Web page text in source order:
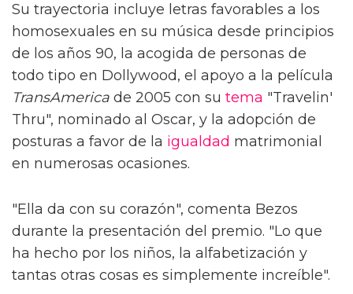
Su trayectoria incluye letras favorables a los
homosexuales en su música desde principios
de los años 90, la acogida de personas de
todo tipo en Dollywood, el apoyo a la película
TransAmerica de 2005 con su tema "Travelin'
Thru", nominado al Oscar, y la adopción de
posturas a favor de la igualdad matrimonial
en numerosas ocasiones.
"Ella da con su corazón", comenta Bezos
durante la presentación del premio. "Lo que
ha hecho por los niños, la alfabetización y
tantas otras cosas es simplemente increíble".